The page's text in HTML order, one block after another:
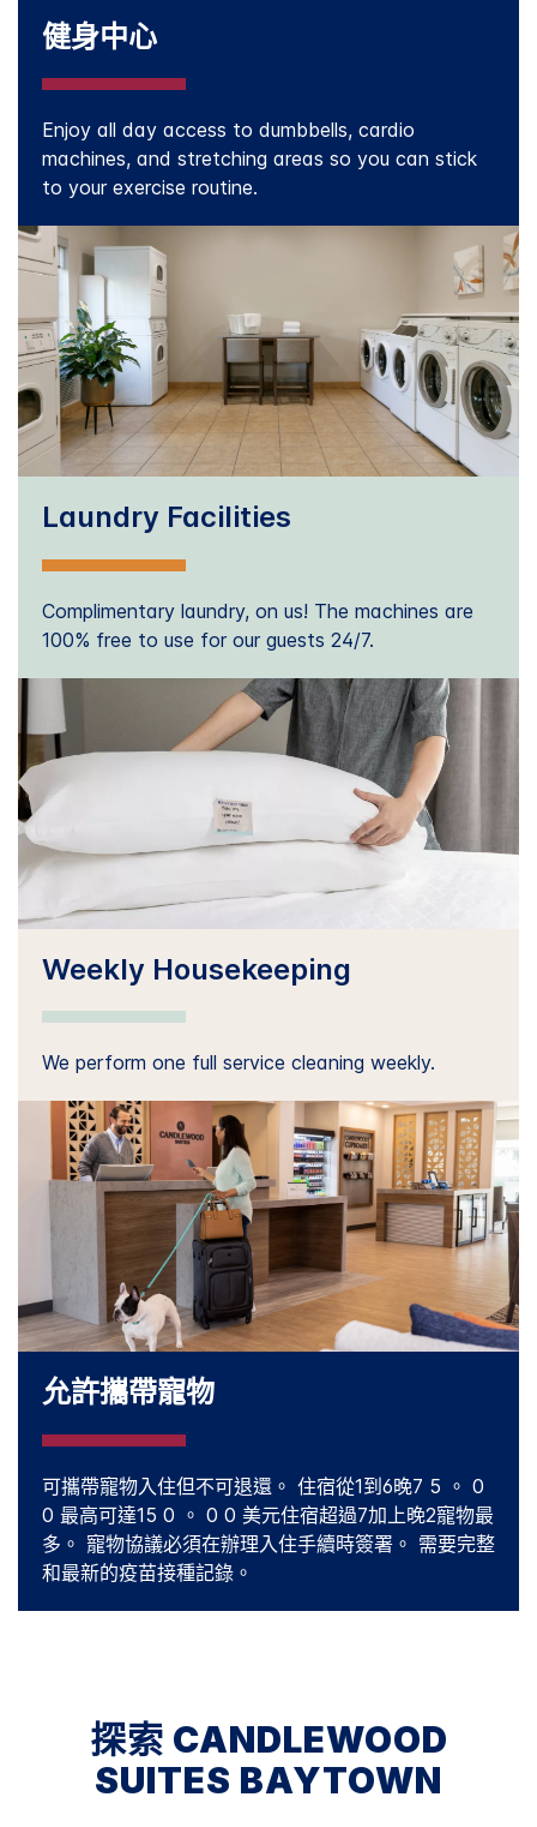
健身中心
Enjoy all day access to dumbbells, cardio
machines, and stretching areas so you can stick
to your exercise routine.
Laundry Facilities
Complimentary laundry, on us! The machines are
100% free to use for our guests 24/7.
Weekly Housekeeping
We perform one full service cleaning weekly.
允許攜帶寵物
可攜帶寵物入住但不可退還。 住宿從1到6晚7 5 。 0
0 最高可達15 0 。 0 0 美元住宿超過7加上晚2寵物最
多。 寵物協議必須在辦理入住手續時簽署。 需要完整
和最新的疫苗接種記錄。
探索 CANDLEWOOD
SUITES BAYTOWN